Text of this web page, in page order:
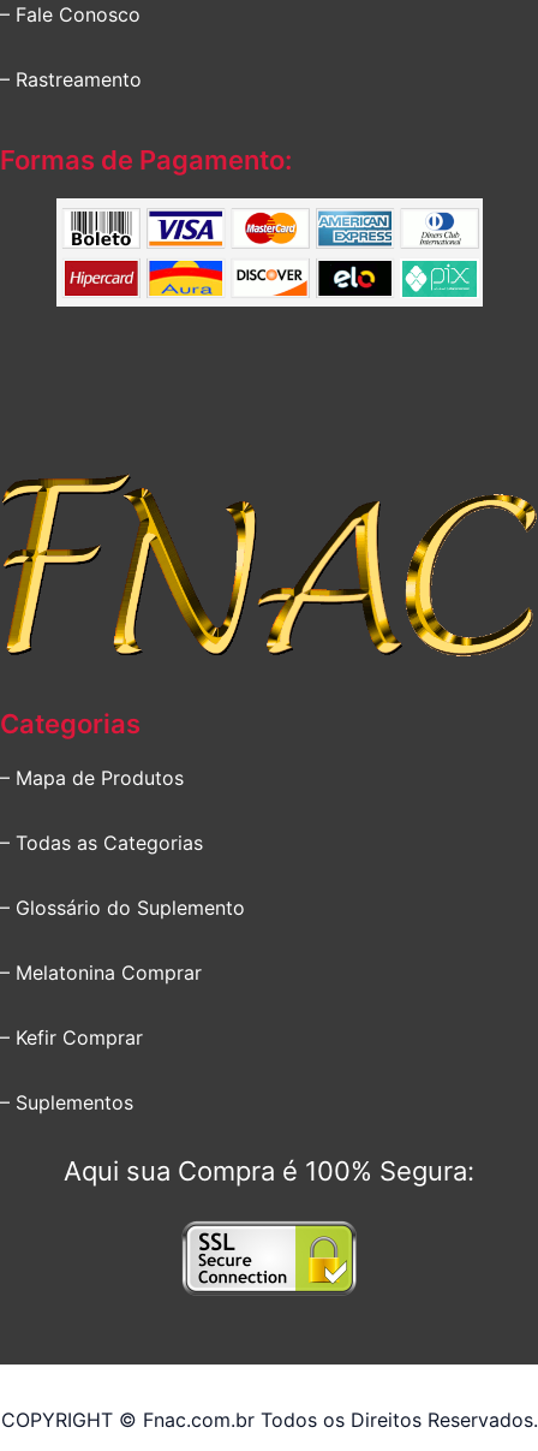
– Fale Conosco
– Rastreamento
Formas de Pagamento:
Categorias
– Mapa de Produtos
– Todas as Categorias
– Glossário do Suplemento
– Melatonina Comprar
– Kefir Comprar
– Suplementos
Aqui sua Compra é 100% Segura:
COPYRIGHT © Fnac.com.br Todos os Direitos Reservados.